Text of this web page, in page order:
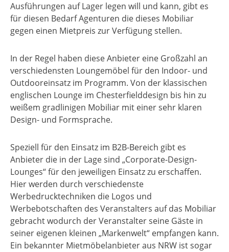
Ausführungen auf Lager legen will und kann, gibt es
für diesen Bedarf Agenturen die dieses Mobiliar
gegen einen Mietpreis zur Verfügung stellen.
In der Regel haben diese Anbieter eine Großzahl an
verschiedensten Loungemöbel für den Indoor- und
Outdooreinsatz im Programm. Von der klassischen
englischen Lounge im Chesterfielddesign bis hin zu
weißem gradlinigen Mobiliar mit einer sehr klaren
Design- und Formsprache.
Speziell für den Einsatz im B2B-Bereich gibt es
Anbieter die in der Lage sind „Corporate-Design-
Lounges“ für den jeweiligen Einsatz zu erschaffen.
Hier werden durch verschiedenste
Werbedrucktechniken die Logos und
Werbebotschaften des Veranstalters auf das Mobiliar
gebracht wodurch der Veranstalter seine Gäste in
seiner eigenen kleinen „Markenwelt“ empfangen kann.
Ein bekannter Mietmöbelanbieter aus NRW ist sogar